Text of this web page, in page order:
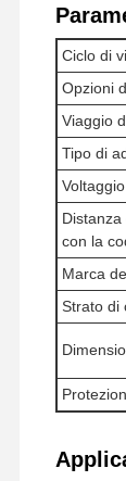
Ciclo di
Opzioni
Viaggio
Tipo di
Voltaggio
con la
Marca
Strato di